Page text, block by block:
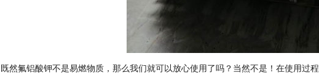
既然氟铝酸钾不是易燃物质，那么我们就可以放心使用了吗？当然不是！在使用过